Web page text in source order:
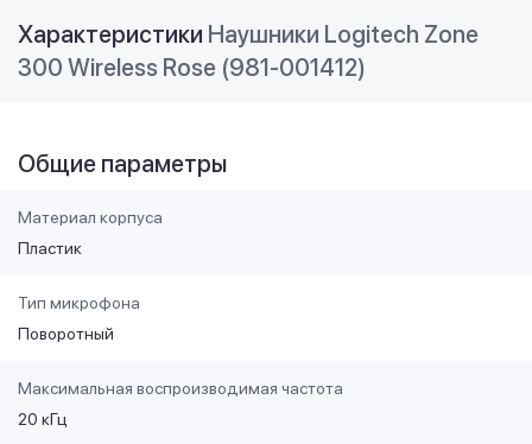
Характеристики Наушники Logitech Zone
300 Wireless Rose (981-001412)
Общие параметры
Материал корпуса
Пластик
Тип микрофона
Поворотный
Максимальная воспроизводимая частота
20 кГц